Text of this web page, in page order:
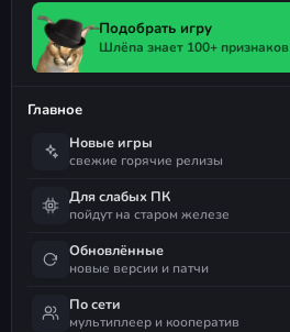
Подобрать игру
Шлёпа знает 100+ признаков
Главное
Новые игры
свежие горячие релизы
Для слабых ПК
пойдут на старом железе
Обновлённые
новые версии и патчи
По сети
мультиплеер и кооператив